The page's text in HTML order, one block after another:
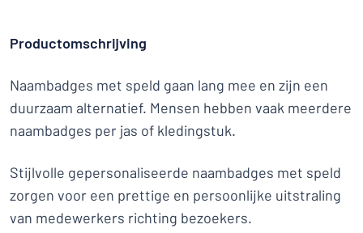
Productomschrijving
Naambadges met speld gaan lang mee en zijn een
duurzaam alternatief. Mensen hebben vaak meerdere
naambadges per jas of kledingstuk.
Stijlvolle gepersonaliseerde naambadges met speld
zorgen voor een prettige en persoonlijke uitstraling
van medewerkers richting bezoekers.